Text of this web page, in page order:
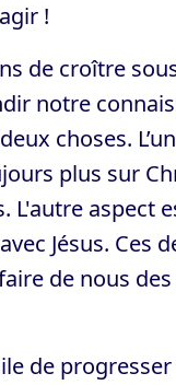
!
de croître
notre
choses.
plus sur
L'autre aspect
Jésus. Ces
de nous
de